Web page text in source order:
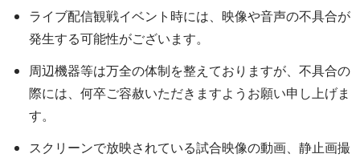
ライブ配信観戦イベント時には、映像や音声の不具合が
発生する可能性がございます。
周辺機器等は万全の体制を整えておりますが、不具合の
際には、何卒ご容赦いただきますようお願い申し上げま
す。
スクリーンで放映されている試合映像の動画、静止画撮